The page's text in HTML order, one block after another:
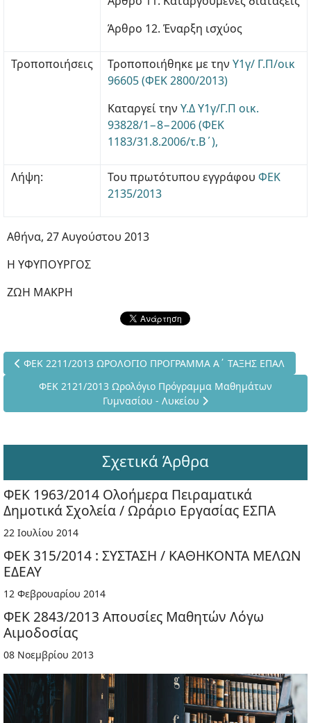
Άρθρο 12. Έναρξη ισχύος
Τροποποιήσεις Τροποποιήθηκε με την Υ1γ/ Γ.Π/οικ
96605 (ΦΕΚ 2800/2013)
Καταργεί την Υ.Δ Υ1γ/Γ.Π οικ.
93828/1−8−2006 (ΦΕΚ
1183/31.8.2006/τ.Β΄),
Λήψη: Του πρωτότυπου εγγράφου ΦΕΚ
2135/2013
Αθήνα, 27 Αυγούστου 2013
Η ΥΦΥΠΟΥΡΓΟΣ
ΖΩΗ ΜΑΚΡΗ
Προηγούμενο άρθρο: ΦΕΚ 2211/2013 ΩΡΟΛΟΓΙΟ ΠΡΟΓΡΑΜΜΑ
ΦΕΚ 2211/2013 ΩΡΟΛΟΓΙΟ ΠΡΟΓΡΑΜΜΑ Α΄ ΤΑΞΗΣ ΕΠΑΛ
Επόμενο άρθρο: ΦΕΚ 2121/2013 Ωρολόγιο Πρόγραμμα
ΦΕΚ 2121/2013 Ωρολόγιο Πρόγραμμα Μαθημάτων
Γυμνασίου - Λυκείου
Σχετικά Άρθρα
ΦΕΚ 1963/2014 Ολοήμερα Πειραματικά
Δημοτικά Σχολεία / Ωράριο Εργασίας ΕΣΠΑ
22 Ιουλίου 2014
ΦΕΚ 315/2014 : ΣΥΣΤΑΣΗ / ΚΑΘΗΚΟΝΤΑ ΜΕΛΩΝ
ΕΔΕΑΥ
12 Φεβρουαρίου 2014
ΦΕΚ 2843/2013 Απουσίες Μαθητών Λόγω
Αιμοδοσίας
08 Νοεμβρίου 2013